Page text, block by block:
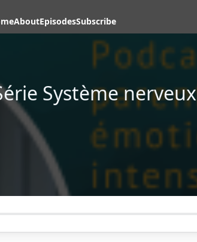
AboutEpisodesSubscribe
Système nerveux